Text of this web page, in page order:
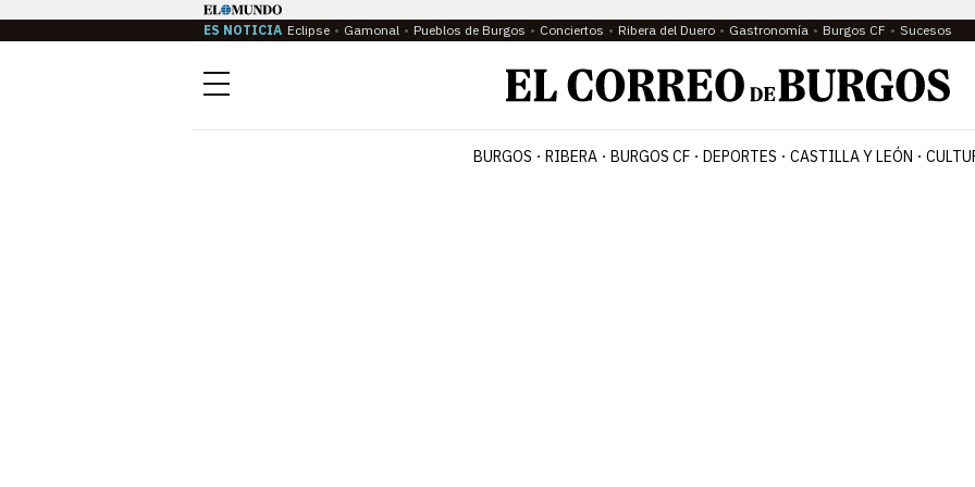
ES NOTICIA Eclipse Gamonal Pueblos de Burgos Conciertos Ribera del Duero Gastronomía Burgos CF Sucesos
Menú
BURGOS RIBERA BURGOS CF DEPORTES CASTILLA Y LEÓN